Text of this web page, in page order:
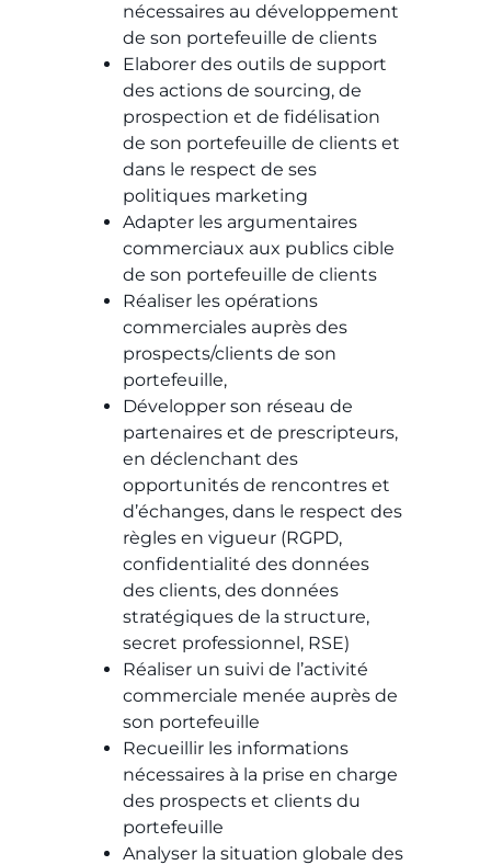
nécessaires au développement
de son portefeuille de clients​​
Elaborer des outils de support
des actions de sourcing, de
prospection et de fidélisation
de son portefeuille de clients et
dans le respect de ses
politiques marketing​​
Adapter les argumentaires
commerciaux aux publics cible
de son portefeuille de clients​​
Réaliser les opérations
commerciales auprès des
prospects/clients de son
portefeuille,​​
Développer son réseau de
partenaires et de prescripteurs,
en déclenchant des
opportunités de rencontres et
d’échanges, dans le respect des
règles en vigueur (RGPD,
confidentialité des données
des clients, des données
stratégiques de la structure,
secret professionnel, RSE)​​
Réaliser un suivi de l’activité
commerciale menée auprès de
son portefeuille​
Recueillir les informations
nécessaires à la prise en charge
des prospects et clients du
portefeuille​​
Analyser la situation globale des